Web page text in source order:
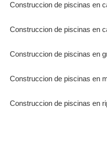
Construccion de piscinas en
Construccion de piscinas en
Construccion de piscinas en
Construccion de piscinas en
Construccion de piscinas en